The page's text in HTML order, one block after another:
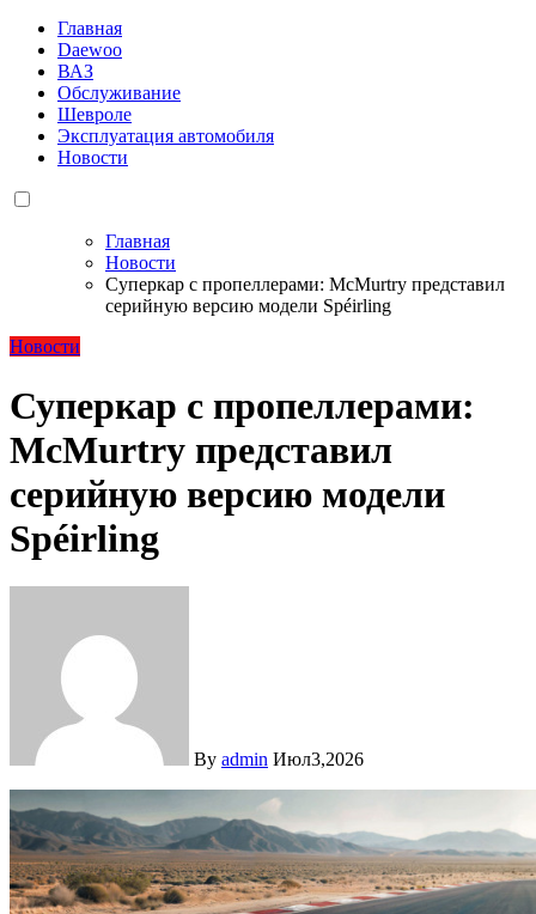
Главная
Daewoo
ВАЗ
Обслуживание
Шевроле
Эксплуатация автомобиля
Новости
Главная
Новости
Суперкар с пропеллерами: McMurtry представил
серийную версию модели Spéirling
Новости
Суперкар с пропеллерами:
McMurtry представил
серийную версию модели
Spéirling
By admin Июл3,2026